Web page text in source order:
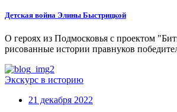
Детская война Элины Быстрицкой
О героях из Подмосковья с проектом
рисованные истории правнуков
Экскурс в историю
21 декабря 2022